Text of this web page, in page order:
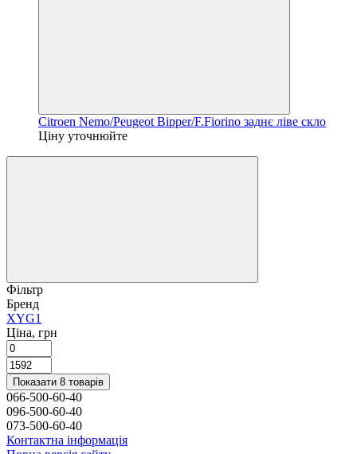
Citroen Nemo/Peugeot Bipper/F.Fiorino заднє ліве скло
Ціну уточнюйте
Фільтр
Бренд
XYG1
Ціна, грн
Показати 8 товарів
066-500-60-40
096-500-60-40
073-500-60-40
Контактна інформація